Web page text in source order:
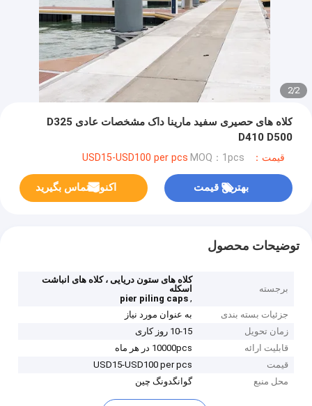
2
/
2
کلاه های حصیری سفید مارینا داک مشخصات عادی D325
D410 D500
قیمت：USD15-USD100 per pcs MOQ：1pcs
بهترین قیمت اکنون تماس بگیرید
توضیحات محصول
برجسته
کلاه های ستون دریایی ، کلاه های انباشت
اسکله
,
pier piling caps
جزئیات بسته بندی
به عنوان مورد نیاز
زمان تحویل
10-15 روز کاری
قابلیت ارائه
10000pcs در هر ماه
قیمت
USD15-USD100 per pcs
محل منبع
گوانگدونگ چین